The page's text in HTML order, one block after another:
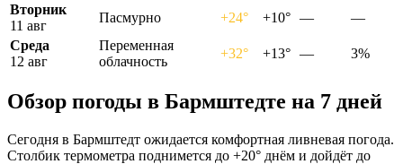
Вторник
11 авг
Пасмурно +24° +10° —
—
Среда
12 авг
Переменная
облачность
+32° +13° — 3%
Обзор погоды в Бармштедте на 7 дней
Сегодня в Бармштедт ожидается комфортная ливневая погода.
Столбик термометра поднимется до +20° днём и дойдёт до